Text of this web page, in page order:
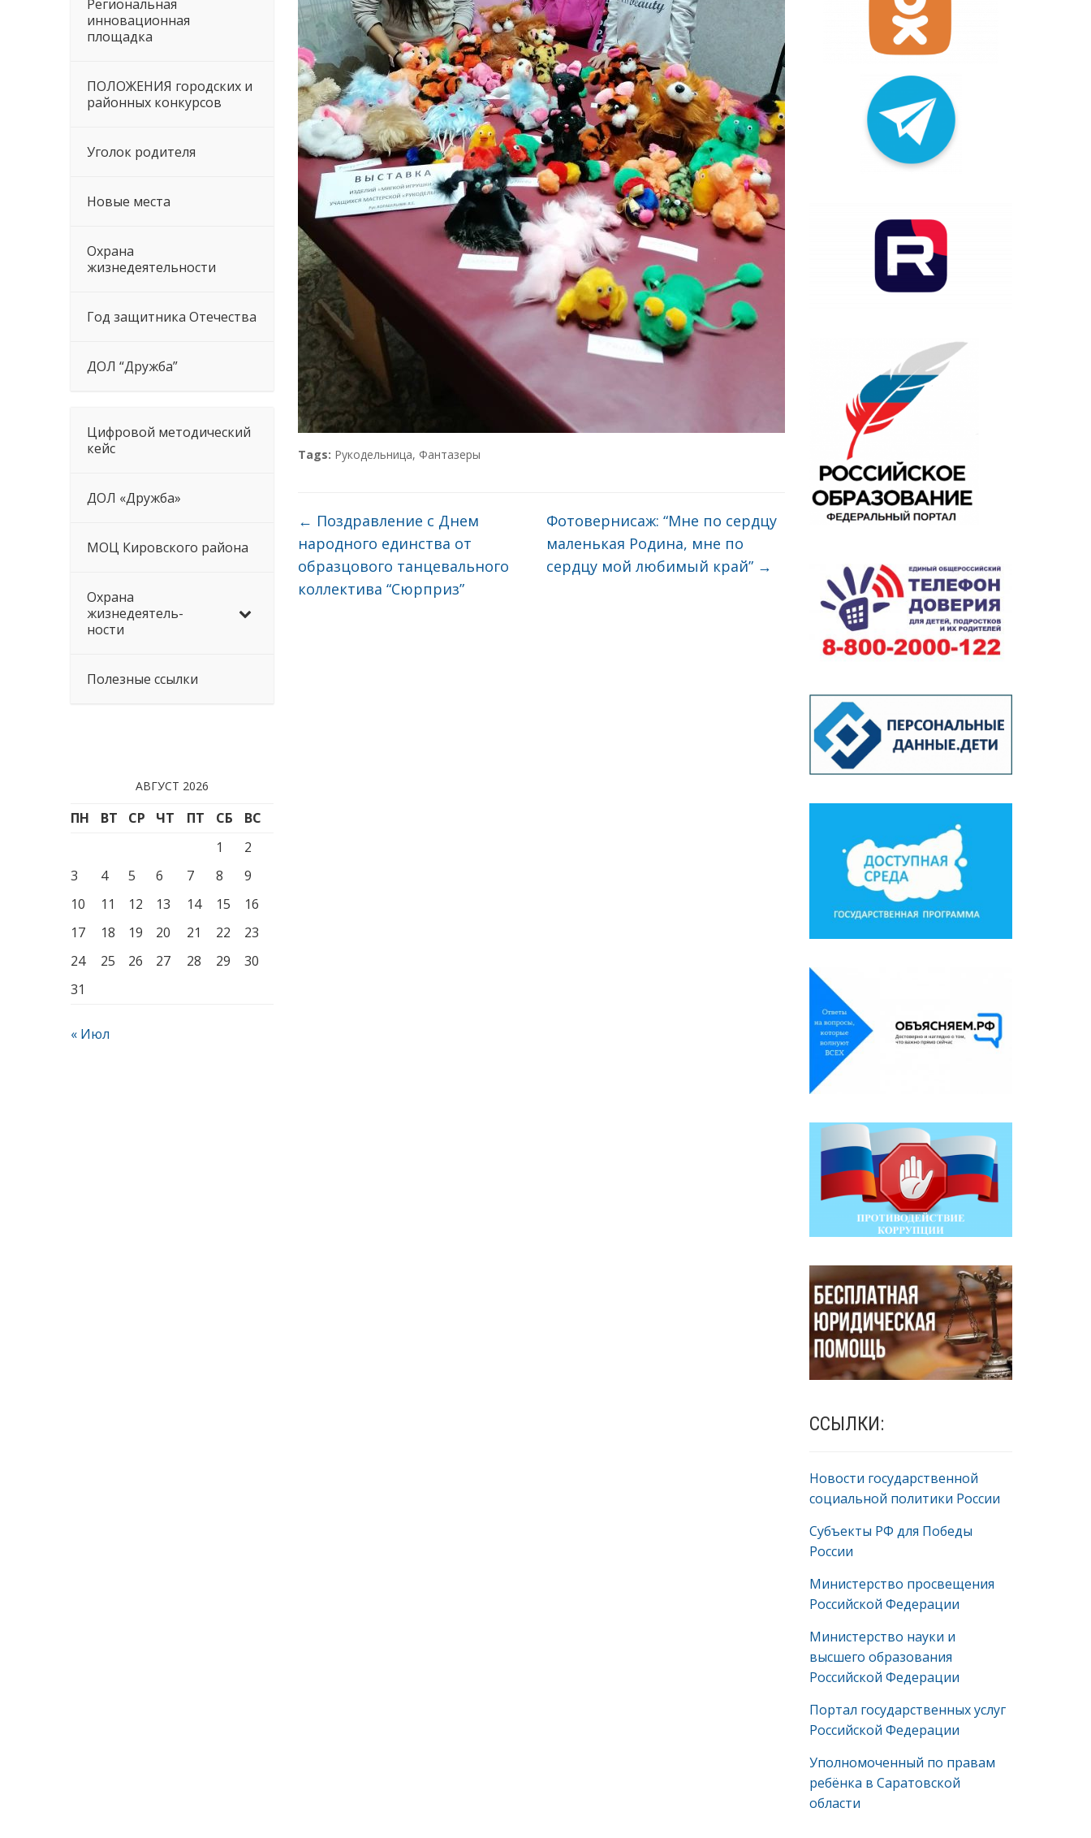
Региональная
инновационная
площадка
ПОЛОЖЕНИЯ городских и
районных конкурсов
Уголок родителя
Новые места
Охрана
жизнедеятельности
Год защитника Отечества
ДОЛ “Дружба”
Цифровой методический
кейс
ДОЛ «Дружба»
МОЦ Кировского района
Охрана
жизнедеятель-
ности
Полезные ссылки
АВГУСТ 2026
ПН ВТ СР ЧТ ПТ СБ
ВС
1
2
3
4 5 6 7 8
9
10
11 12 13 14 15
16
17
18 19 20 21 22
23
24
25 26 27 28 29
30
31
« Июл
Tags: Рукодельница, Фантазеры
← Поздравление с Днем
народного единства от
образцового танцевального
коллектива “Сюрприз”
Фотовернисаж: “Мне по сердцу
маленькая Родина, мне по
сердцу мой любимый край” →
ССЫЛКИ:
Новости государственной
социальной политики России
Субъекты РФ для Победы
России
Министерство просвещения
Российской Федерации
Министерство науки и
высшего образования
Российской Федерации
Портал государственных услуг
Российской Федерации
Уполномоченный по правам
ребёнка в Саратовской
области